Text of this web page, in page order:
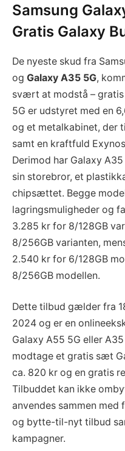
Samsung
Gratis Galaxy
De nyeste skud fra
og Galaxy A35 5G,
svært at modstå – gratis
5G er udstyret med en
og et metalkabinet, der
samt en kraftfuld
Derimod har Galaxy
sin storebror, et
chipsættet. Begge
lagringsmuligheder og
3.285 kr for 8/128GB
8/256GB varianten,
2.540 kr for 6/128GB
8/256GB modellen.
Dette tilbud gælder fra
2024 og er en
Galaxy A55 5G eller
modtage et gratis sæt
ca. 820 kr og en gratis
Tilbuddet kan ikke
anvendes sammen
og bytte-til-nyt tilbud
kampagner.